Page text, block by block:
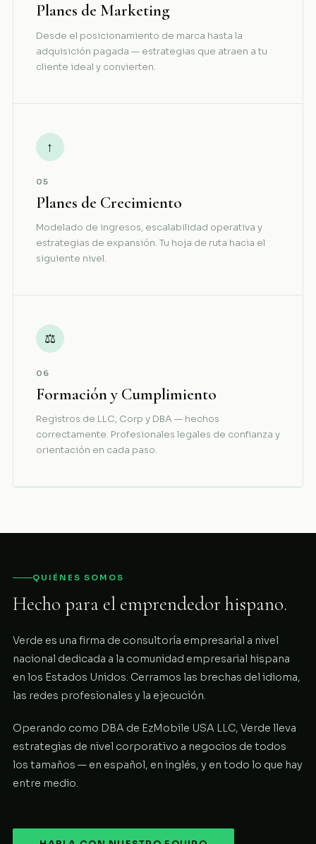
Planes de Marketing
Desde el posicionamiento de marca hasta la
adquisición pagada — estrategias que atraen a tu
cliente ideal y convierten.
↑
05
Planes de Crecimiento
Modelado de ingresos, escalabilidad operativa y
estrategias de expansión. Tu hoja de ruta hacia el
siguiente nivel.
⚖
06
Formación y Cumplimiento
Registros de LLC, Corp y DBA — hechos
correctamente. Profesionales legales de confianza y
orientación en cada paso.
QUIÉNES SOMOS
Hecho para el emprendedor hispano.
Verde es una firma de consultoría empresarial a nivel
nacional dedicada a la comunidad empresarial hispana
en los Estados Unidos. Cerramos las brechas del idioma,
las redes profesionales y la ejecución.
Operando como DBA de EzMobile USA LLC, Verde lleva
estrategias de nivel corporativo a negocios de todos
los tamaños — en español, en inglés, y en todo lo que hay
entre medio.